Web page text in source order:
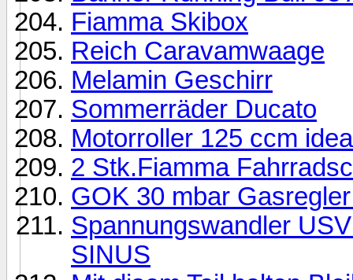
Fiamma Skibox
Reich Caravamwaage
Melamin Geschirr
Sommerräder Ducato
Motorroller 125 ccm
2 Stk.Fiamma
GOK 30 mbar
Spannungswandler
SINUS